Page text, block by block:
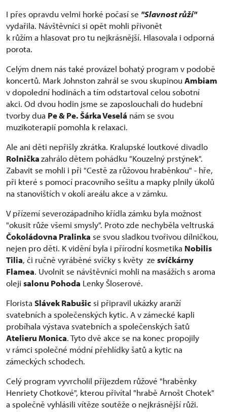
I přes opravdu velmi horké počasí se "Slavnost růží"
vydařila. Návštěvníci si opět mohli přivonět
k růžím a hlasovat pro tu nejkrásnější. Hlasovala i odporná
porota.
Celým dnem nás také provázel bohatý program v podobě
koncertů. Mark Johnston zahrál se svou skupinouAmbiam
v dopolední hodinách a tím odstartoval celou sobotní
akci. Od dvou hodin jsme se zaposlouchali do hudební
tvorby dua Pe & Pe.Šárka Veselá nám se svou
muzikoterapií pomohla k relaxaci.
Ale ani děti nepřišly zkrátka. Kralupské loutkové divadlo
Rolničkazahrálo dětem pohádku "Kouzelný prstýnek".
Zabavit se mohli i při "Cestě za růžovou hraběnkou" - hře,
při které s pomocí pracovního sešitu a mapky plnily úkolů
na stanovištích v okolí areálu akce a v zámku.
V přízemí severozápadního křídla zámku byla možnost
"okusit růže všemi smysly". Proto zde nechyběla veltruská
Čokoládovna Pralinka se svou sladkou tvořivou dílničkou,
nejen pro děti. K vidění byla i přírodní kosmetika Nobilis
Tilia, či ručně vyráběné svíčky s květy ze svíčkárny
Flamea. Uvolnit se návštěvníci mohli na masážích s aroma
oleji salonu Pohoda Lenky Šloserové.
Florista Slávek Rabušic si připravil ukázky aranží
svatebních a společenských kytic. A v zámecké kapli
probíhala výstava svatebních a společenských šatů
Atelieru Monica. Tyto dvě akce se na konec propojily
v rámci společné módní přehlídky šatů a kytic na
zámeckých schodech.
Celý program vyvrcholil příjezdem růžové "hraběnky
Henriety Chotkové", kterou přivítal "hrabě Arnošt Chotek"
a společně vyhlásili vítěze soutěže o nejkrásnější růži.